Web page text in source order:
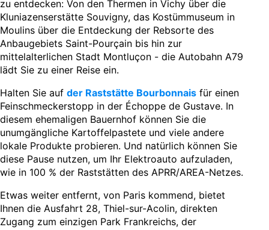
zu entdecken: Von den Thermen in Vichy über die
Kluniazenserstätte Souvigny, das Kostümmuseum in
Moulins über die Entdeckung der Rebsorte des
Anbaugebiets Saint-Pourçain bis hin zur
mittelalterlichen Stadt Montluçon - die Autobahn A79
lädt Sie zu einer Reise ein.
Halten Sie auf der Raststätte Bourbonnais für einen
Feinschmeckerstopp in der Échoppe de Gustave. In
diesem ehemaligen Bauernhof können Sie die
unumgängliche Kartoffelpastete und viele andere
lokale Produkte probieren. Und natürlich können Sie
diese Pause nutzen, um Ihr Elektroauto aufzuladen,
wie in 100 % der Raststätten des APRR/AREA-Netzes.
Etwas weiter entfernt, von Paris kommend, bietet
Ihnen die Ausfahrt 28, Thiel-sur-Acolin, direkten
Zugang zum einzigen Park Frankreichs, der